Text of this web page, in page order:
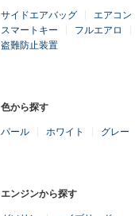
サイドエアバッグ エアコン
スマートキー
フルエアロ
盗難防止装置
色から探す
パール ホワイト グレー
エンジンから探す